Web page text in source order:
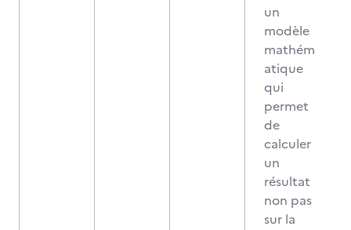
un
modèle
mathém
atique
qui
permet
de
calculer
un
résultat
non pas
sur la